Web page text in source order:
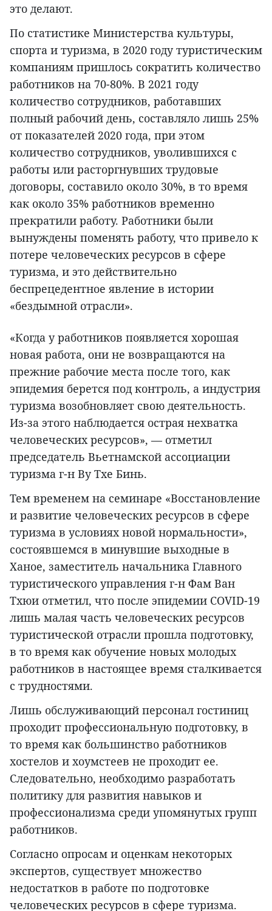
это делают.
По статистике Министерства культуры,
спорта и туризма, в 2020 году туристическим
компаниям пришлось сократить количество
работников на 70-80%. В 2021 году
количество сотрудников, работавших
полный рабочий день, составляло лишь 25%
от показателей 2020 года, при этом
количество сотрудников, уволившихся с
работы или расторгнувших трудовые
договоры, составило около 30%, в то время
как около 35% работников временно
прекратили работу. Работники были
вынуждены поменять работу, что привело к
потере человеческих ресурсов в сфере
туризма, и это действительно
беспрецедентное явление в истории
«бездымной отрасли».
«Когда у работников появляется хорошая
новая работа, они не возвращаются на
прежние рабочие места после того, как
эпидемия берется под контроль, а индустрия
туризма возобновляет свою деятельность.
Из-за этого наблюдается острая нехватка
человеческих ресурсов», — отметил
председатель Вьетнамской ассоциации
туризма г-н Ву Тхе Бинь.
Тем временем на семинаре «Восстановление
и развитие человеческих ресурсов в сфере
туризма в условиях новой нормальности»,
состоявшемся в минувшие выходные в
Ханое, заместитель начальника Главного
туристического управления г-н Фам Ван
Тхюи отметил, что после эпидемии COVID-19
лишь малая часть человеческих ресурсов
туристической отрасли прошла подготовку,
в то время как обучение новых молодых
работников в настоящее время сталкивается
с трудностями.
Лишь обслуживающий персонал гостиниц
проходит профессиональную подготовку, в
то время как большинство работников
хостелов и хоумстеев не проходит ее.
Следовательно, необходимо разработать
политику для развития навыков и
профессионализма среди упомянутых групп
работников.
Согласно опросам и оценкам некоторых
экспертов, существует множество
недостатков в работе по подготовке
человеческих ресурсов в сфере туризма.